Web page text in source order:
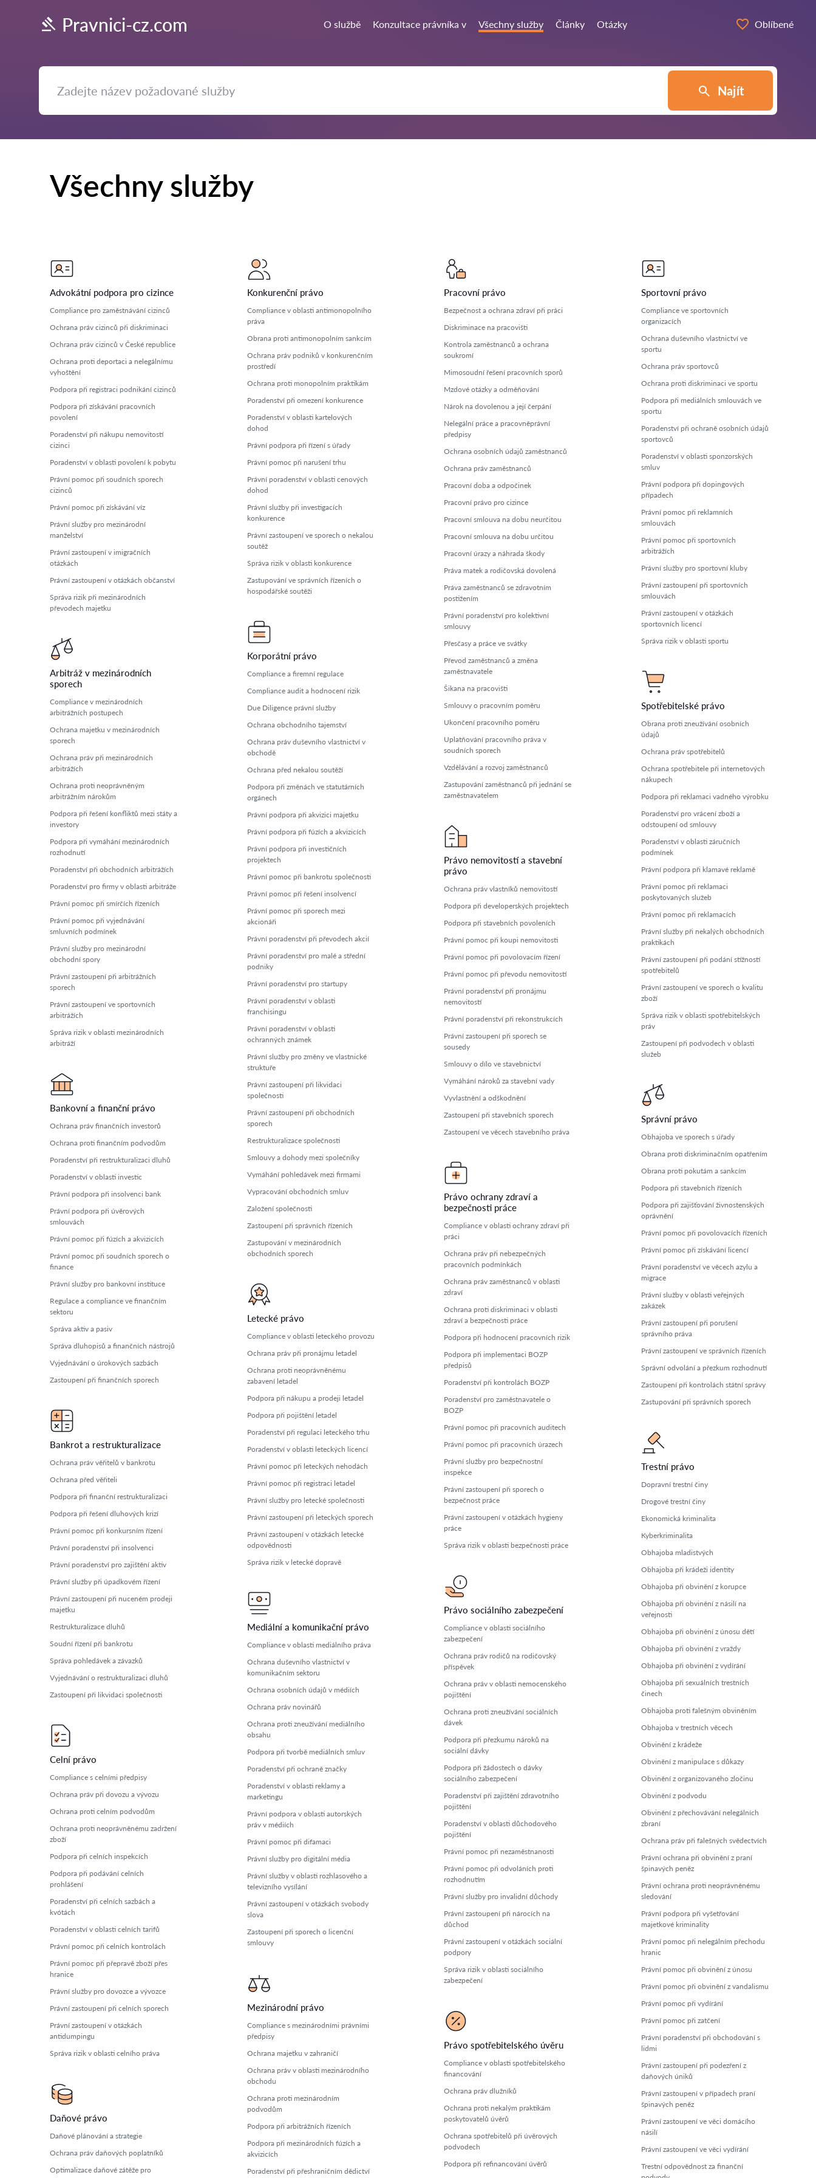
Pravnici-cz.com O službě Konzultace právníka v Všechny služby Články Otázky Oblíbené
Najít
Všechny služby
Advokátní podpora pro cizince
Compliance pro zaměstnávání cizinců
Ochrana práv cizinců při diskriminaci
Ochrana práv cizinců v České republice
Ochrana proti deportaci a nelegálnímu
vyhoštění
Podpora při registraci podnikání cizinců
Podpora při získávání pracovních
povolení
Poradenství při nákupu nemovitostí
cizinci
Poradenství v oblasti povolení k pobytu
Právní pomoc při soudních sporech
cizinců
Právní pomoc při získávání víz
Právní služby pro mezinárodní
manželství
Právní zastoupení v imigračních
otázkách
Právní zastoupení v otázkách občanství
Správa rizik při mezinárodních
převodech majetku
Arbitráž v mezinárodních
sporech
Compliance v mezinárodních
arbitrážních postupech
Ochrana majetku v mezinárodních
sporech
Ochrana práv při mezinárodních
arbitrážích
Ochrana proti neoprávněným
arbitrážním nárokům
Podpora při řešení konfliktů mezi státy a
investory
Podpora při vymáhání mezinárodních
rozhodnutí
Poradenství při obchodních arbitrážích
Poradenství pro firmy v oblasti arbitráže
Právní pomoc při smírčích řízeních
Právní pomoc při vyjednávání
smluvních podmínek
Právní služby pro mezinárodní
obchodní spory
Právní zastoupení při arbitrážních
sporech
Právní zastoupení ve sportovních
arbitrážích
Správa rizik v oblasti mezinárodních
arbitráží
Bankovní a finanční právo
Ochrana práv finančních investorů
Ochrana proti finančním podvodům
Poradenství při restrukturalizaci dluhů
Poradenství v oblasti investic
Právní podpora při insolvenci bank
Právní podpora při úvěrových
smlouvách
Právní pomoc při fúzích a akvizicích
Právní pomoc při soudních sporech o
finance
Právní služby pro bankovní instituce
Regulace a compliance ve finančním
sektoru
Správa aktiv a pasiv
Správa dluhopisů a finančních nástrojů
Vyjednávání o úrokových sazbách
Zastoupení při finančních sporech
Bankrot a restrukturalizace
Ochrana práv věřitelů v bankrotu
Ochrana před věřiteli
Podpora při finanční restrukturalizaci
Podpora při řešení dluhových krizí
Právní pomoc při konkursním řízení
Právní poradenství při insolvenci
Právní poradenství pro zajištění aktiv
Právní služby při úpadkovém řízení
Právní zastoupení při nuceném prodeji
majetku
Restrukturalizace dluhů
Soudní řízení při bankrotu
Správa pohledávek a závazků
Vyjednávání o restrukturalizaci dluhů
Zastoupení při likvidaci společnosti
Celní právo
Compliance s celními předpisy
Ochrana práv při dovozu a vývozu
Ochrana proti celním podvodům
Ochrana proti neoprávněnému zadržení
zboží
Podpora při celních inspekcích
Podpora při podávání celních
prohlášení
Poradenství při celních sazbách a
kvótách
Poradenství v oblasti celních tarifů
Právní pomoc při celních kontrolách
Právní pomoc při přepravě zboží přes
hranice
Právní služby pro dovozce a vývozce
Právní zastoupení při celních sporech
Právní zastoupení v otázkách
antidumpingu
Správa rizik v oblasti celního práva
Daňové právo
Daňové plánování a strategie
Ochrana práv daňových poplatníků
Optimalizace daňové zátěže pro
Konkurenční právo
Compliance v oblasti antimonopolního
práva
Obrana proti antimonopolním sankcím
Ochrana práv podniků v konkurenčním
prostředí
Ochrana proti monopolním praktikám
Poradenství při omezení konkurence
Poradenství v oblasti kartelových
dohod
Právní podpora při řízení s úřady
Právní pomoc při narušení trhu
Právní poradenství v oblasti cenových
dohod
Právní služby při investigacích
konkurence
Právní zastoupení ve sporech o nekalou
soutěž
Správa rizik v oblasti konkurence
Zastupování ve správních řízeních o
hospodářské soutěži
Korporátní právo
Compliance a firemní regulace
Compliance audit a hodnocení rizik
Due Diligence právní služby
Ochrana obchodního tajemství
Ochrana práv duševního vlastnictví v
obchodě
Ochrana před nekalou soutěží
Podpora při změnách ve statutárních
orgánech
Právní podpora při akvizici majetku
Právní podpora při fúzích a akvizicích
Právní podpora při investičních
projektech
Právní pomoc při bankrotu společnosti
Právní pomoc při řešení insolvencí
Právní pomoc při sporech mezi
akcionáři
Právní poradenství při převodech akcií
Právní poradenství pro malé a střední
podniky
Právní poradenství pro startupy
Právní poradenství v oblasti
franchisingu
Právní poradenství v oblasti
ochranných známek
Právní služby pro změny ve vlastnické
struktuře
Právní zastoupení při likvidaci
společnosti
Právní zastoupení při obchodních
sporech
Restrukturalizace společnosti
Smlouvy a dohody mezi společníky
Vymáhání pohledávek mezi firmami
Vypracování obchodních smluv
Založení společnosti
Zastoupení při správních řízeních
Zastupování v mezinárodních
obchodních sporech
Letecké právo
Compliance v oblasti leteckého provozu
Ochrana práv při pronájmu letadel
Ochrana proti neoprávněnému
zabavení letadel
Podpora při nákupu a prodeji letadel
Podpora při pojištění letadel
Poradenství při regulaci leteckého trhu
Poradenství v oblasti leteckých licencí
Právní pomoc při leteckých nehodách
Právní pomoc při registraci letadel
Právní služby pro letecké společnosti
Právní zastoupení při leteckých sporech
Právní zastoupení v otázkách letecké
odpovědnosti
Správa rizik v letecké dopravě
Mediální a komunikační právo
Compliance v oblasti mediálního práva
Ochrana duševního vlastnictví v
komunikačním sektoru
Ochrana osobních údajů v médiích
Ochrana práv novinářů
Ochrana proti zneužívání mediálního
obsahu
Podpora při tvorbě mediálních smluv
Poradenství při ochraně značky
Poradenství v oblasti reklamy a
marketingu
Právní podpora v oblasti autorských
práv v médiích
Právní pomoc při difamaci
Právní služby pro digitální média
Právní služby v oblasti rozhlasového a
televizního vysílání
Právní zastoupení v otázkách svobody
slova
Zastoupení při sporech o licenční
smlouvy
Mezinárodní právo
Compliance s mezinárodními právními
předpisy
Ochrana majetku v zahraničí
Ochrana práv v oblasti mezinárodního
obchodu
Ochrana proti mezinárodním
podvodům
Podpora při arbitrážních řízeních
Podpora při mezinárodních fúzích a
akvizicích
Poradenství při přeshraničním dědictví
Pracovní právo
Bezpečnost a ochrana zdraví při práci
Diskriminace na pracovišti
Kontrola zaměstnanců a ochrana
soukromí
Mimosoudní řešení pracovních sporů
Mzdové otázky a odměňování
Nárok na dovolenou a její čerpání
Nelegální práce a pracovněprávní
předpisy
Ochrana osobních údajů zaměstnanců
Ochrana práv zaměstnanců
Pracovní doba a odpočinek
Pracovní právo pro cizince
Pracovní smlouva na dobu neurčitou
Pracovní smlouva na dobu určitou
Pracovní úrazy a náhrada škody
Práva matek a rodičovská dovolená
Práva zaměstnanců se zdravotním
postižením
Právní poradenství pro kolektivní
smlouvy
Přesčasy a práce ve svátky
Převod zaměstnanců a změna
zaměstnavatele
Šikana na pracovišti
Smlouvy o pracovním poměru
Ukončení pracovního poměru
Uplatňování pracovního práva v
soudních sporech
Vzdělávání a rozvoj zaměstnanců
Zastupování zaměstnanců při jednání se
zaměstnavatelem
Právo nemovitostí a stavební
právo
Ochrana práv vlastníků nemovitostí
Podpora při developerských projektech
Podpora při stavebních povoleních
Právní pomoc při koupi nemovitosti
Právní pomoc při povolovacím řízení
Právní pomoc při převodu nemovitostí
Právní poradenství při pronájmu
nemovitostí
Právní poradenství při rekonstrukcích
Právní zastoupení při sporech se
sousedy
Smlouvy o dílo ve stavebnictví
Vymáhání nároků za stavební vady
Vyvlastnění a odškodnění
Zastoupení při stavebních sporech
Zastoupení ve věcech stavebního práva
Právo ochrany zdraví a
bezpečnosti práce
Compliance v oblasti ochrany zdraví při
práci
Ochrana práv při nebezpečných
pracovních podmínkách
Ochrana práv zaměstnanců v oblasti
zdraví
Ochrana proti diskriminaci v oblasti
zdraví a bezpečnosti práce
Podpora při hodnocení pracovních rizik
Podpora při implementaci BOZP
předpisů
Poradenství při kontrolách BOZP
Poradenství pro zaměstnavatele o
BOZP
Právní pomoc při pracovních auditech
Právní pomoc při pracovních úrazech
Právní služby pro bezpečnostní
inspekce
Právní zastoupení při sporech o
bezpečnost práce
Právní zastoupení v otázkách hygieny
práce
Správa rizik v oblasti bezpečnosti práce
Právo sociálního zabezpečení
Compliance v oblasti sociálního
zabezpečení
Ochrana práv rodičů na rodičovský
příspěvek
Ochrana práv v oblasti nemocenského
pojištění
Ochrana proti zneužívání sociálních
dávek
Podpora při přezkumu nároků na
sociální dávky
Podpora při žádostech o dávky
sociálního zabezpečení
Poradenství při zajištění zdravotního
pojištění
Poradenství v oblasti důchodového
pojištění
Právní pomoc při nezaměstnanosti
Právní pomoc při odvoláních proti
rozhodnutím
Právní služby pro invalidní důchody
Právní zastoupení při nárocích na
důchod
Právní zastoupení v otázkách sociální
podpory
Správa rizik v oblasti sociálního
zabezpečení
Právo spotřebitelského úvěru
Compliance v oblasti spotřebitelského
financování
Ochrana práv dlužníků
Ochrana proti nekalým praktikám
poskytovatelů úvěrů
Ochrana spotřebitelů při úvěrových
podvodech
Podpora při refinancování úvěrů
Sportovní právo
Compliance ve sportovních
organizacích
Ochrana duševního vlastnictví ve
sportu
Ochrana práv sportovců
Ochrana proti diskriminaci ve sportu
Podpora při mediálních smlouvách ve
sportu
Poradenství při ochraně osobních údajů
sportovců
Poradenství v oblasti sponzorských
smluv
Právní podpora při dopingových
případech
Právní pomoc při reklamních
smlouvách
Právní pomoc při sportovních
arbitrážích
Právní služby pro sportovní kluby
Právní zastoupení při sportovních
smlouvách
Právní zastoupení v otázkách
sportovních licencí
Správa rizik v oblasti sportu
Spotřebitelské právo
Obrana proti zneužívání osobních
údajů
Ochrana práv spotřebitelů
Ochrana spotřebitele při internetových
nákupech
Podpora při reklamaci vadného výrobku
Poradenství pro vrácení zboží a
odstoupení od smlouvy
Poradenství v oblasti záručních
podmínek
Právní podpora při klamavé reklamě
Právní pomoc při reklamaci
poskytovaných služeb
Právní pomoc při reklamacích
Právní služby při nekalých obchodních
praktikách
Právní zastoupení při podání stížností
spotřebitelů
Právní zastoupení ve sporech o kvalitu
zboží
Správa rizik v oblasti spotřebitelských
práv
Zastoupení při podvodech v oblasti
služeb
Správní právo
Obhajoba ve sporech s úřady
Obrana proti diskriminačním opatřením
Obrana proti pokutám a sankcím
Podpora při stavebních řízeních
Podpora při zajišťování živnostenských
oprávnění
Právní pomoc při povolovacích řízeních
Právní pomoc při získávání licencí
Právní poradenství ve věcech azylu a
migrace
Právní služby v oblasti veřejných
zakázek
Právní zastoupení při porušení
správního práva
Právní zastoupení ve správních řízeních
Správní odvolání a přezkum rozhodnutí
Zastoupení při kontrolách státní správy
Zastupování při správních sporech
Trestní právo
Dopravní trestní činy
Drogové trestní činy
Ekonomická kriminalita
Kyberkriminalita
Obhajoba mladistvých
Obhajoba při krádeži identity
Obhajoba při obvinění z korupce
Obhajoba při obvinění z násilí na
veřejnosti
Obhajoba při obvinění z únosu dětí
Obhajoba při obvinění z vraždy
Obhajoba při obvinění z vydírání
Obhajoba při sexuálních trestních
činech
Obhajoba proti falešným obviněním
Obhajoba v trestních věcech
Obvinění z krádeže
Obvinění z manipulace s důkazy
Obvinění z organizovaného zločinu
Obvinění z podvodu
Obvinění z přechovávání nelegálních
zbraní
Ochrana práv při falešných svědectvích
Právní ochrana při obvinění z praní
špinavých peněz
Právní ochrana proti neoprávněnému
sledování
Právní podpora při vyšetřování
majetkové kriminality
Právní pomoc při nelegálním přechodu
hranic
Právní pomoc při obvinění z únosu
Právní pomoc při obvinění z vandalismu
Právní pomoc při vydírání
Právní pomoc při zatčení
Právní poradenství při obchodování s
lidmi
Právní zastoupení při podezření z
daňových úniků
Právní zastoupení v případech praní
špinavých peněz
Právní zastoupení ve věci domácího
násilí
Právní zastoupení ve věci vydírání
Trestní odpovědnost za finanční